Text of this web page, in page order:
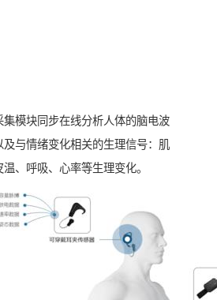
集模块同步在线分析人体的脑电波
及与情绪变化相关的生理信号：肌
、呼吸、心率等生理变化。